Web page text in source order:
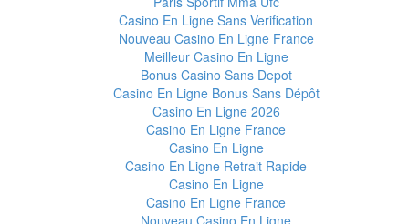
Casino En Ligne Sans Verification
Nouveau Casino En Ligne France
Meilleur Casino En Ligne
Bonus Casino Sans Depot
Casino En Ligne Bonus Sans Dépôt
Casino En Ligne 2026
Casino En Ligne France
Casino En Ligne
Casino En Ligne Retrait Rapide
Casino En Ligne
Casino En Ligne France